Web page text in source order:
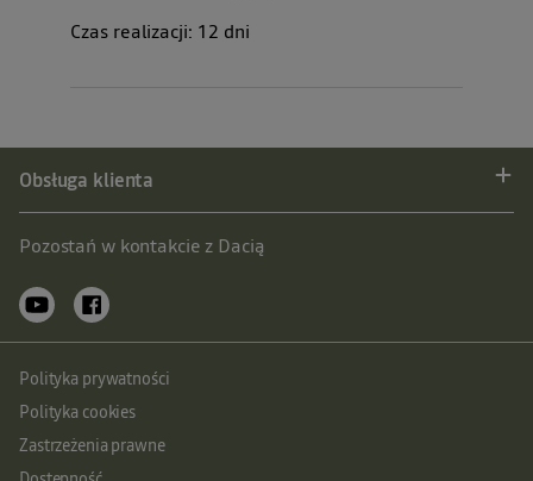
Czas realizacji: 12 dni
Obsługa klienta
Pozostań w kontakcie z Dacią
Polityka prywatności
Polityka cookies
Zastrzeżenia prawne